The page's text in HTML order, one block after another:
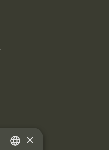
×